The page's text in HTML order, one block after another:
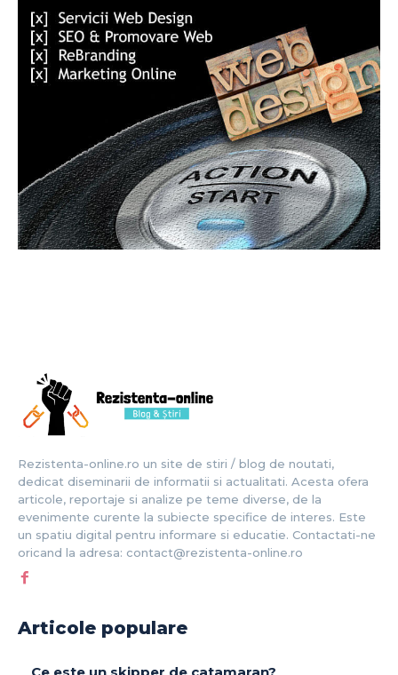
Rezistenta-online.ro un site de stiri / blog de noutati,
dedicat diseminarii de informatii si actualitati. Acesta ofera
articole, reportaje si analize pe teme diverse, de la
evenimente curente la subiecte specifice de interes. Este
un spatiu digital pentru informare si educatie. Contactati-ne
oricand la adresa: contact@rezistenta-online.ro
Articole populare